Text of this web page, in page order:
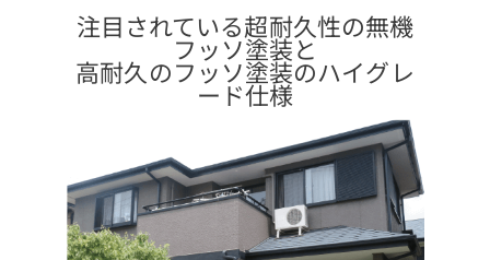
注目されている超耐久性の無機
フッソ塗装と
高耐久のフッソ塗装のハイグレ
ード仕様